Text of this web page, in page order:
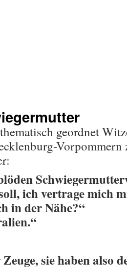
geordnet
Vorpommern
ich vertrage mich
in der Nähe?“
sie haben also